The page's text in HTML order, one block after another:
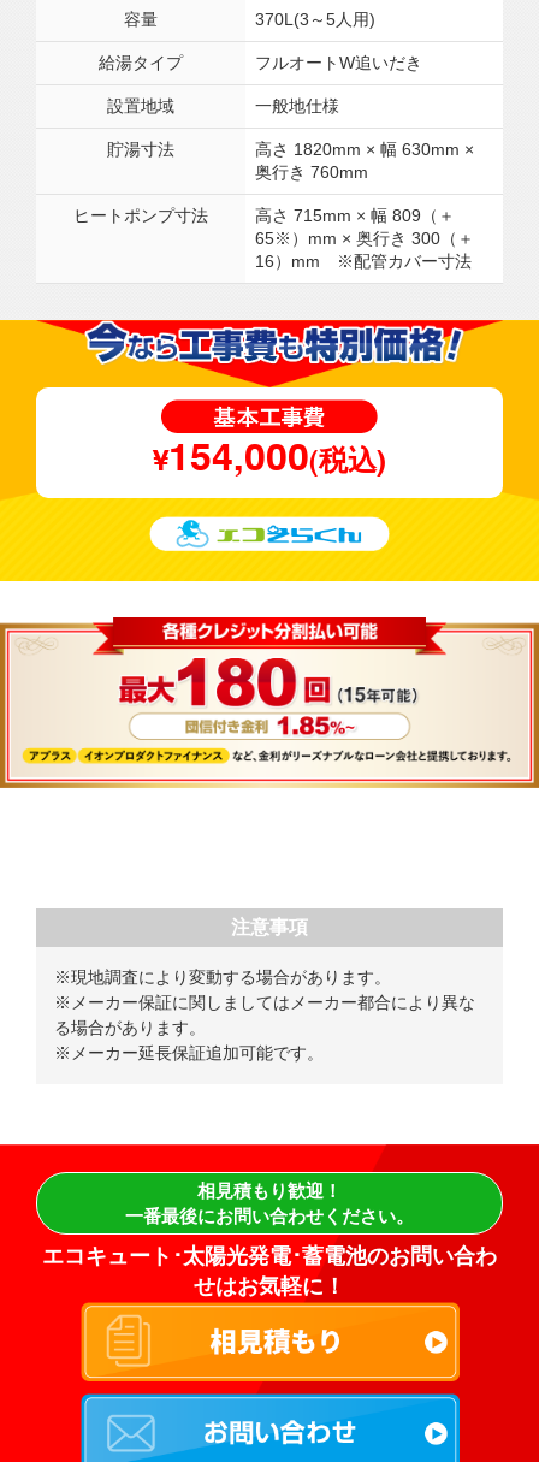
容量 370L(3～5人用)
給湯タイプ フルオートW追いだき
設置地域 一般地仕様
貯湯寸法
高さ 1820mm × 幅 630mm ×
奥行き 760mm
ヒートポンプ寸法
高さ 715mm × 幅 809（＋
65※）mm × 奥行き 300（＋
16）mm ※配管カバー寸法
¥154,000(税込)
注意事項
※現地調査により変動する場合があります。
※メーカー保証に関しましてはメーカー都合により異な
る場合があります。
※メーカー延長保証追加可能です。
相見積もり歓迎！
一番最後にお問い合わせください。
エコキュート･太陽光発電･蓄電池のお問い合わ
せはお気軽に！